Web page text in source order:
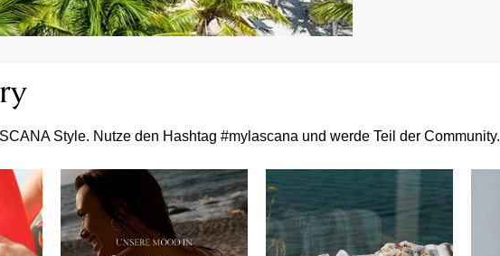
Style. Nutze den Hashtag #mylascana und werde Teil der Community.